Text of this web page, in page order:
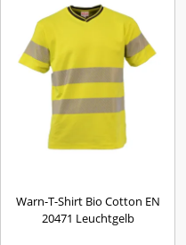
Warn-T-Shirt Bio Cotton EN
20471 Leuchtgelb